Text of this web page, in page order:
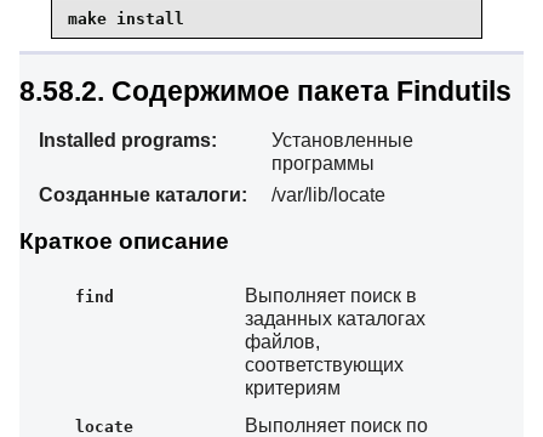
make install
8.58.2. Содержимое пакета Findutils
Installed programs:
Установленные
программы
Созданные каталоги:
/var/lib/locate
Краткое описание
find
Выполняет поиск в
заданных каталогах
файлов,
соответствующих
критериям
locate
Выполняет поиск по